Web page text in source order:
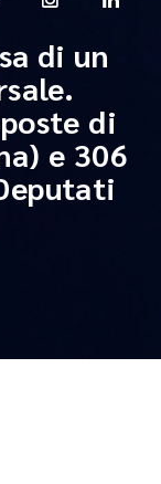
di un
di
e 306